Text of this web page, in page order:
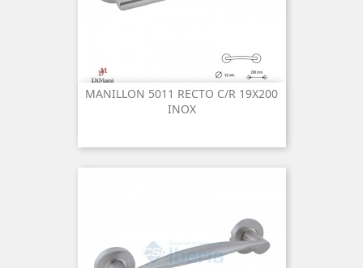
MANILLON 5011 RECTO C/R 19X200
INOX